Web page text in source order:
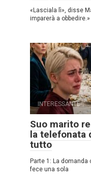
«Lasciala lì», disse
imparerà a
INTERESSANTE
Suo marito
la telefonata
tutto
Parte 1: La
fece una sola